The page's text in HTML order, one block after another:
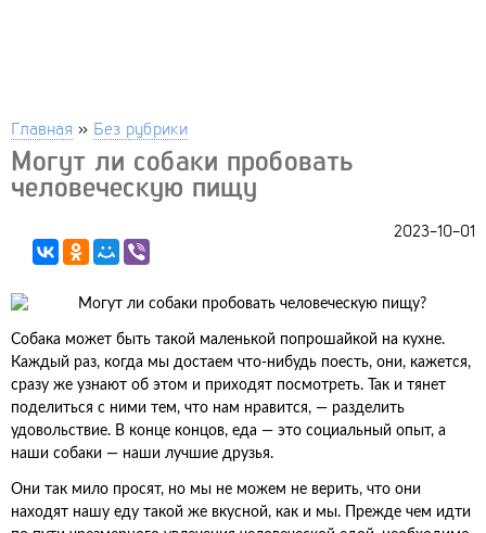
Главная » Без рубрики
Могут ли собаки пробовать
человеческую пищу
2023-10-01
Собака может быть такой маленькой попрошайкой на кухне.
Каждый раз, когда мы достаем что-нибудь поесть, они, кажется,
сразу же узнают об этом и приходят посмотреть. Так и тянет
поделиться с ними тем, что нам нравится, — разделить
удовольствие. В конце концов, еда — это социальный опыт, а
наши собаки — наши лучшие друзья.
Они так мило просят, но мы не можем не верить, что они
находят нашу еду такой же вкусной, как и мы. Прежде чем идти